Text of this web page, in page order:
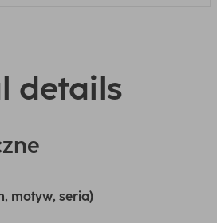
details
motyw, seria)